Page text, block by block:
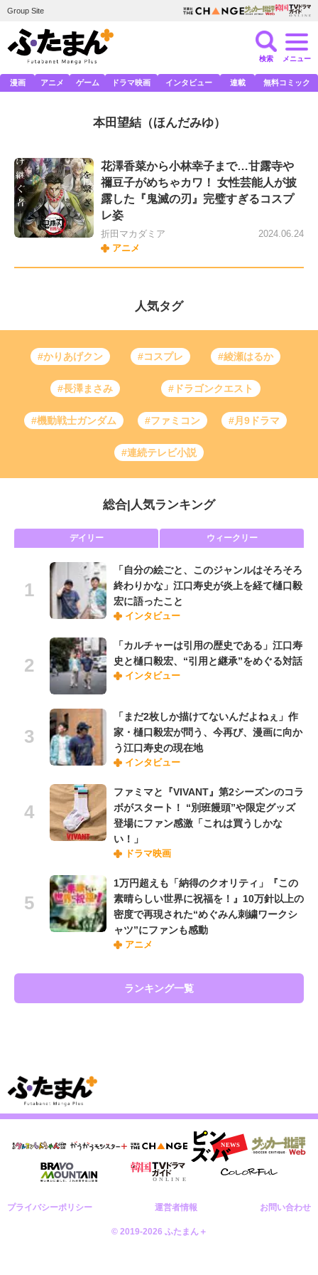
Group Site
検索 メニュー
漫画 アニメ ゲーム ドラマ映画 インタビュー 連載 無料コミック
本田望結（ほんだみゆ）
花澤香菜から小林幸子まで…甘露寺や
禰󠄀豆子がめちゃカワ！ 女性芸能人が披
露した『鬼滅の刃』完璧すぎるコスプ
レ姿
折田マカダミア
アニメ
2024.06.24
人気タグ
#かりあげクン #コスプレ #綾瀬はるか
#長澤まさみ #ドラゴンクエスト
#機動戦士ガンダム #ファミコン #月9ドラマ
#連続テレビ小説
総合 人気ランキング
デイリー ウィークリー
「自分の絵ごと、このジャンルはそろそろ
終わりかな」江口寿史が炎上を経て樋口毅
宏に語ったこと
インタビュー
「カルチャーは引用の歴史である」江口寿
史と樋口毅宏、“引用と継承”をめぐる対話
インタビュー
「まだ2枚しか描けてないんだよねぇ」作
家・樋口毅宏が問う、今再び、漫画に向か
う江口寿史の現在地
インタビュー
ファミマと『VIVANT』第2シーズンのコラ
ボがスタート！ “別班饅頭”や限定グッズ
登場にファン感激「これは買うしかな
い！」
ドラマ映画
1万円超えも「納得のクオリティ」『この
素晴らしい世界に祝福を！』10万針以上の
密度で再現された“めぐみん刺繍ワークシ
ャツ”にファンも感動
アニメ
ランキング一覧
プライバシーポリシー 運営者情報 お問い合わせ
© 2019-2026 ふたまん＋